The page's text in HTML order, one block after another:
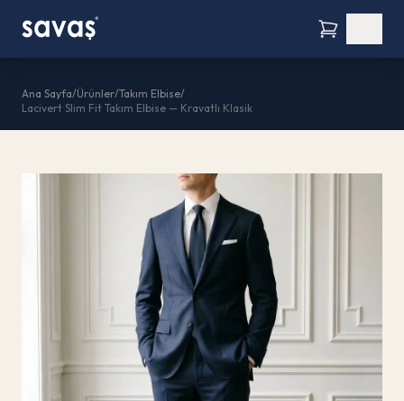
Ana Sayfa/Ürünler/Takım Elbise/
Lacivert Slim Fit Takım Elbise — Kravatlı Klasik